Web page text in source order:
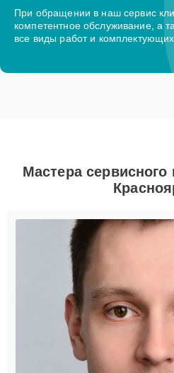
При обращении в наш сервис
компетентное обслуживание, а
все виды работ и комплектующих.
Мастера сервисного